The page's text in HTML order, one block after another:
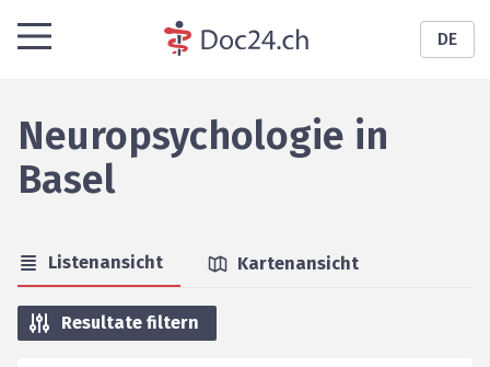
DE
Neuropsychologie in
Basel
Listenansicht Kartenansicht
Resultate filtern